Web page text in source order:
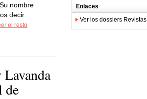
nombre
decir
el resto
de
Enlaces
Ver los dossiers Revistas